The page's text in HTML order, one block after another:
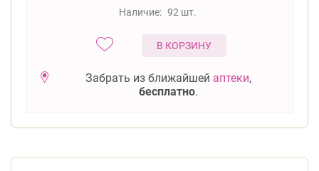
Наличие: 92 шт.
В КОРЗИНУ
Забрать из ближайшей аптеки,
бесплатно.